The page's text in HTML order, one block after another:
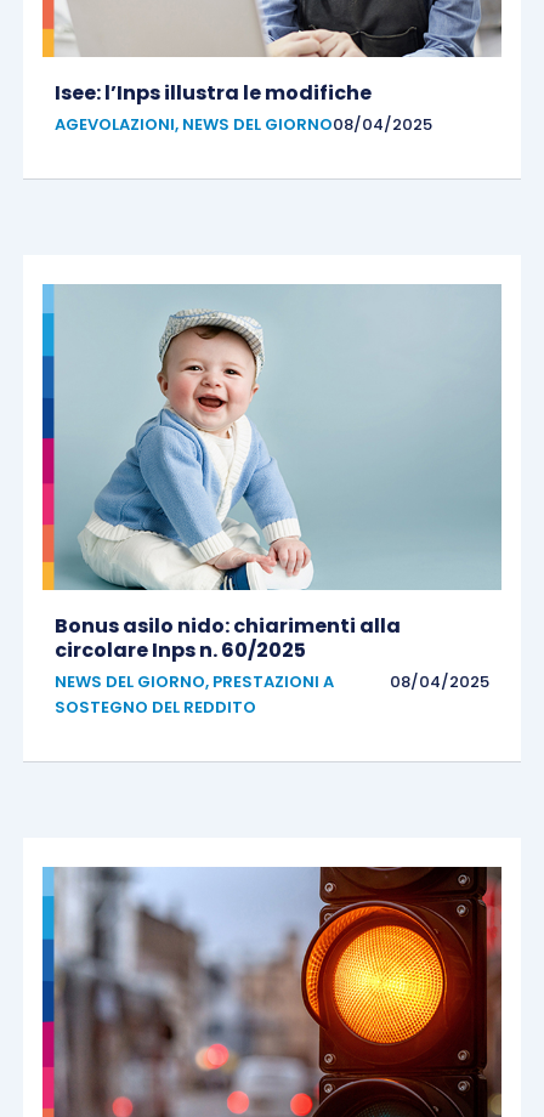
Isee: l’Inps illustra le modifiche
AGEVOLAZIONI, NEWS DEL GIORNO08/04/2025
Bonus asilo nido: chiarimenti alla
circolare Inps n. 60/2025
NEWS DEL GIORNO, PRESTAZIONI A
SOSTEGNO DEL REDDITO
08/04/2025